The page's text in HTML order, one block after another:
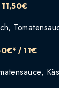
/ 11€